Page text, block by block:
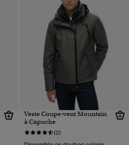
Veste Coupe-vent Mountain
à Capuche
(2)